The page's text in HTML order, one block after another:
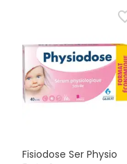
Fisiodose Ser Physio